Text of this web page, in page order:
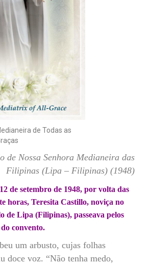
de Todas as
de Nossa Senhora Medianeira das
Filipinas (Lipa – Filipinas) (1948)
de setembro de 1948, por volta das
horas, Teresita Castillo, noviça no
de Lipa (Filipinas), passeava pelos
convento.
um arbusto, cujas folhas
doce voz. “Não tenha medo,